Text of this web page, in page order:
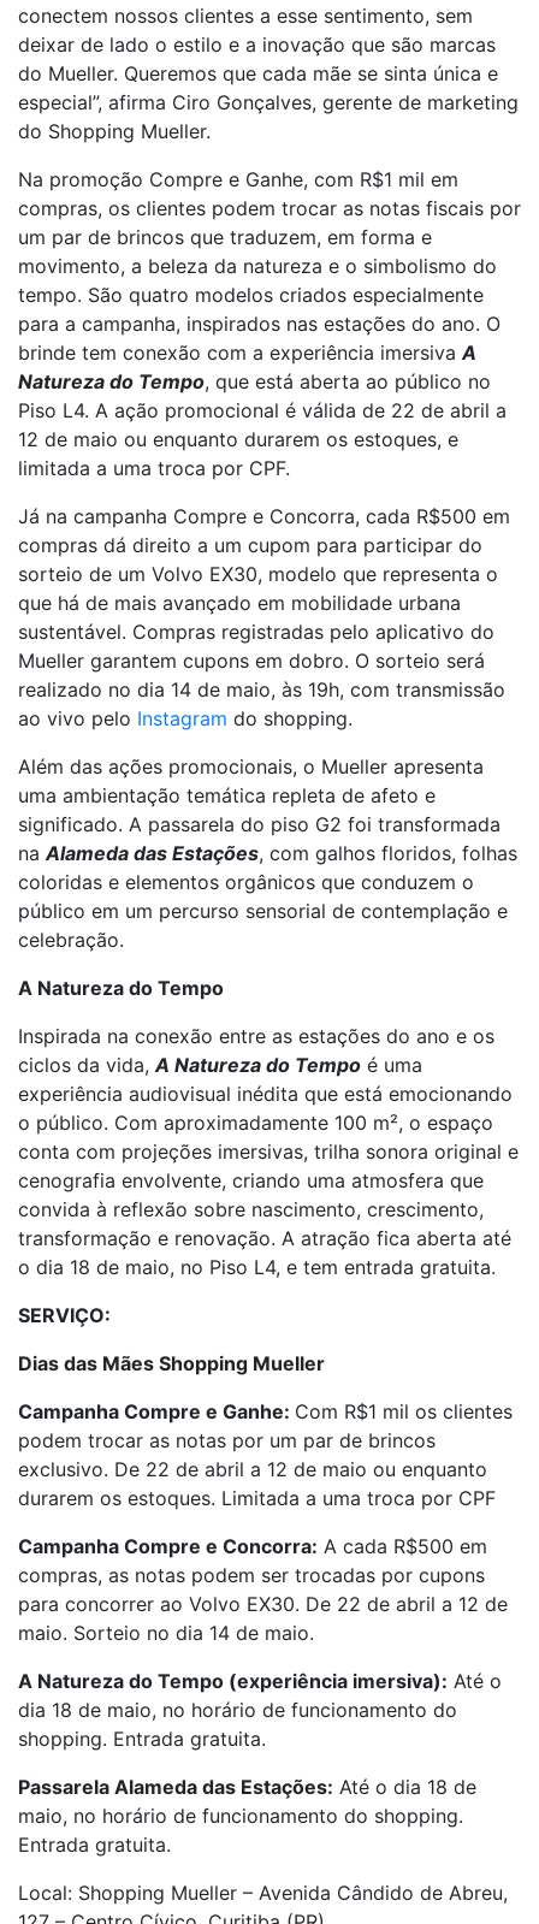
conectem nossos clientes a esse sentimento, sem
deixar de lado o estilo e a inovação que são marcas
do Mueller. Queremos que cada mãe se sinta única e
especial”, afirma Ciro Gonçalves, gerente de marketing
do Shopping Mueller.
Na promoção Compre e Ganhe, com R$1 mil em
compras, os clientes podem trocar as notas fiscais por
um par de brincos que traduzem, em forma e
movimento, a beleza da natureza e o simbolismo do
tempo. São quatro modelos criados especialmente
para a campanha, inspirados nas estações do ano. O
brinde tem conexão com a experiência imersivaA
Natureza do Tempo, que está aberta ao público no
Piso L4. A ação promocional é válida de 22 de abril a
12 de maio ou enquanto durarem os estoques, e
limitada a uma troca por CPF.
Já na campanha Compre e Concorra, cada R$500 em
compras dá direito a um cupom para participar do
sorteio de um Volvo EX30, modelo que representa o
que há de mais avançado em mobilidade urbana
sustentável. Compras registradas pelo aplicativo do
Mueller garantem cupons em dobro. O sorteio será
realizado no dia 14 de maio, às 19h, com transmissão
ao vivo pelo Instagram do shopping.
Além das ações promocionais, o Mueller apresenta
uma ambientação temática repleta de afeto e
significado. A passarela do piso G2 foi transformada
naAlameda das Estações, com galhos floridos, folhas
coloridas e elementos orgânicos que conduzem o
público em um percurso sensorial de contemplação e
celebração.
A Natureza do Tempo
Inspirada na conexão entre as estações do ano e os
ciclos da vida,A Natureza do Tempo é uma
experiência audiovisual inédita que está emocionando
o público. Com aproximadamente 100 m², o espaço
conta com projeções imersivas, trilha sonora original e
cenografia envolvente, criando uma atmosfera que
convida à reflexão sobre nascimento, crescimento,
transformação e renovação. A atração fica aberta até
o dia 18 de maio, no Piso L4, e tem entrada gratuita.
SERVIÇO:
Dias das Mães Shopping Mueller
Campanha Compre e Ganhe: Com R$1 mil os clientes
podem trocar as notas por um par de brincos
exclusivo. De 22 de abril a 12 de maio ou enquanto
durarem os estoques. Limitada a uma troca por CPF
Campanha Compre e Concorra: A cada R$500 em
compras, as notas podem ser trocadas por cupons
para concorrer ao Volvo EX30. De 22 de abril a 12 de
maio. Sorteio no dia 14 de maio.
A Natureza do Tempo (experiência imersiva): Até o
dia 18 de maio, no horário de funcionamento do
shopping. Entrada gratuita.
Passarela Alameda das Estações: Até o dia 18 de
maio, no horário de funcionamento do shopping.
Entrada gratuita.
Local: Shopping Mueller – Avenida Cândido de Abreu,